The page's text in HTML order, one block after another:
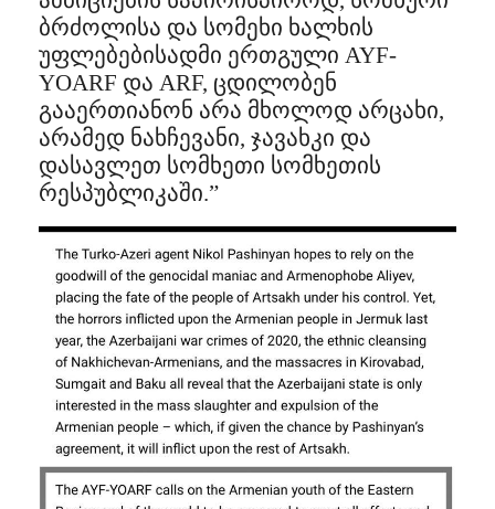
ბრძოლისა და სომეხი ხალხის
უფლებებისადმი ერთგული AYF-
YOARF და ARF, ცდილობენ
გააერთიანონ არა მხოლოდ არცახი,
არამედ ნახჩევანი, ჯავახკი და
დასავლეთ სომხეთი სომხეთის
რესპუბლიკაში.”